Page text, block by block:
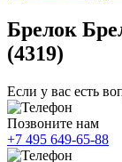
Брелок
(4319)
Если у вас есть
Позвоните нам
+7 495 649-65-88